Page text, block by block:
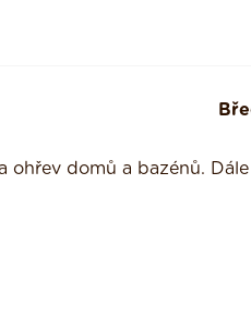
ohřev domů a bazénů. Dále